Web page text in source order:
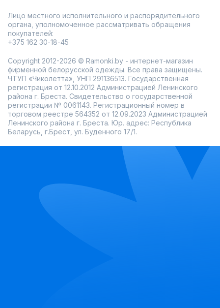
Лицо местного исполнительного и распорядительного
органа, уполномоченное рассматривать обращения
покупателей:
+375 162 30-18-45
Copyright 2012-2026 © Ramonki.by - интернет-магазин
фирменной белорусской одежды. Все права защищены.
ЧТУП «Чиколетта», УНП 291136513. Государственная
регистрация от 12.10.2012 Администрацией Ленинского
района г. Бреста. Свидетельство о государственной
регистрации № 0061143. Регистрационный номер в
торговом реестре 564352 от 12.09.2023 Администрацией
Ленинского района г. Бреста. Юр. адрес: Республика
Беларусь, г.Брест, ул. Буденного 17/1.